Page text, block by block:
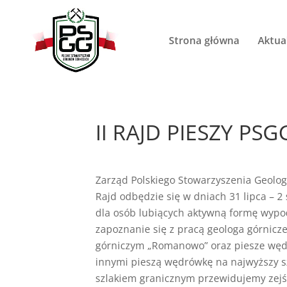
Strona główna
II RAJD PIESZY
Zarząd Polskiego Stowarzyszenia
Rajd odbędzie się w dniach 31 lipca –
dla osób lubiących aktywną formę
zapoznanie się z pracą geologa
górniczym „Romanowo” oraz piesze
innymi pieszą wędrówkę na najwyższy
szlakiem granicznym przewidujemy